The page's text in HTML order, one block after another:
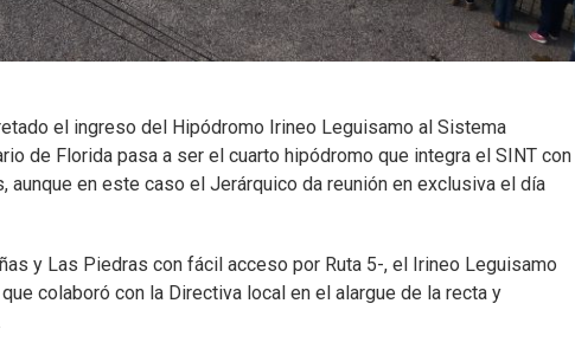
el ingreso del Hipódromo Irineo Leguisamo al Sistema
de Florida pasa a ser el cuarto hipódromo que integra el SINT con
en este caso el Jerárquico da reunión en exclusiva el día
y Las Piedras con fácil acceso por Ruta 5-, el Irineo Leguisamo
colaboró con la Directiva local en el alargue de la recta y